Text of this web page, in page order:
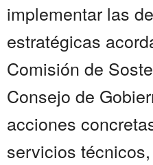
implementar las
estratégicas
Comisión de
Consejo de
acciones
servicios